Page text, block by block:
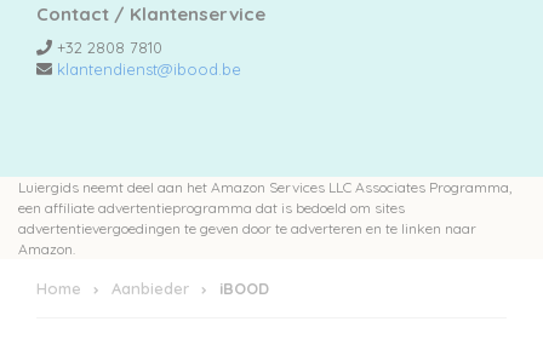
Extra
Billendoekjes
Contact / Klantenservice
+32 2808 7810
klantendienst@ibood.be
Luiergids neemt deel aan het Amazon Services LLC Associates Programma,
een affiliate advertentieprogramma dat is bedoeld om sites
advertentievergoedingen te geven door te adverteren en te linken naar
Amazon.
Home Aanbieder iBOOD